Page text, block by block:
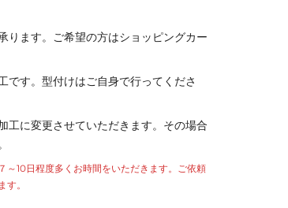
ります。ご希望の方はショッピングカー
です。型付けはご自身で行ってくださ
工に変更させていただきます。その場合
７～10日程度多くお時間をいただきます。ご依頼
。